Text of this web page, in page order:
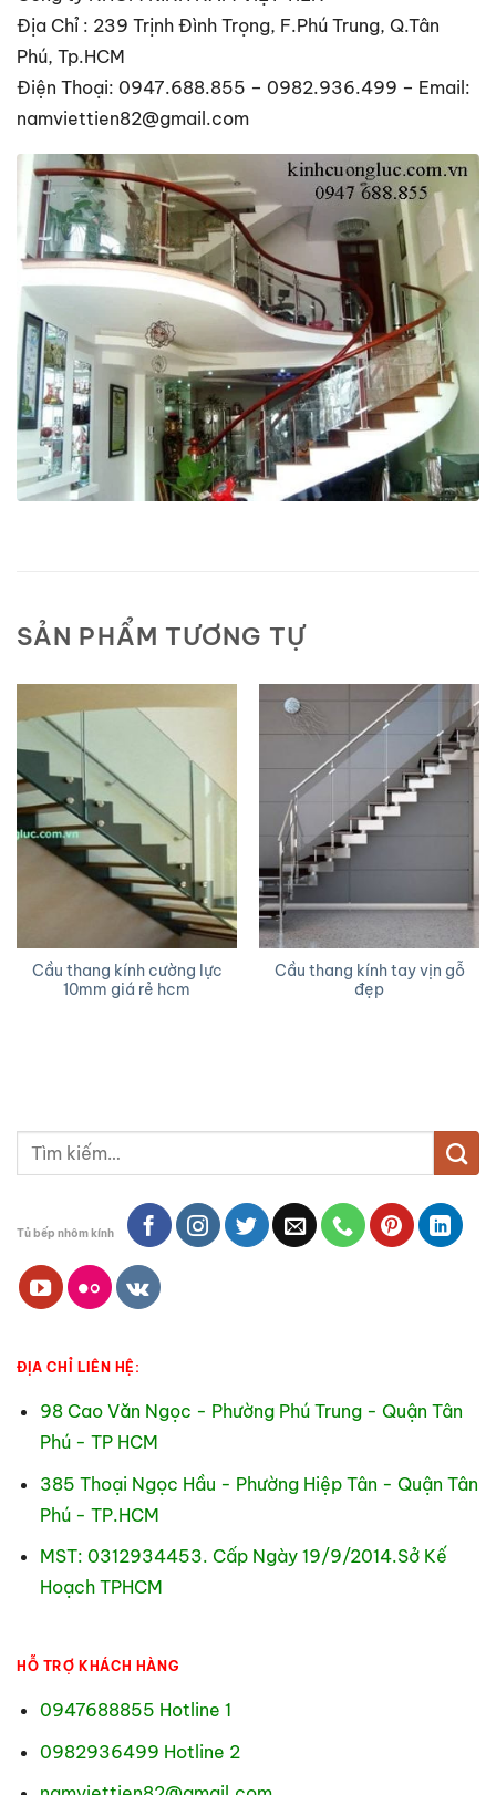
Địa Chỉ : 239 Trịnh Đình Trọng, F.Phú Trung, Q.Tân
Phú, Tp.HCM
Điện Thoại: 0947.688.855 – 0982.936.499 – Email:
namviettien82@gmail.com
SẢN PHẨM TƯƠNG TỰ
Cầu thang kính cường lực
10mm giá rẻ hcm
Cầu thang kính tay vịn gỗ
đẹp
Tìm
kiếm:
Tủ bếp nhôm kính
ĐỊA CHỈ LIÊN HỆ:
98 Cao Văn Ngọc - Phường Phú Trung - Quận Tân
Phú - TP HCM
385 Thoại Ngọc Hầu - Phường Hiệp Tân - Quận Tân
Phú - TP.HCM
MST: 0312934453. Cấp Ngày 19/9/2014.Sở Kế
Hoạch TPHCM
HỖ TRỢ KHÁCH HÀNG
0947688855 Hotline 1
0982936499 Hotline 2